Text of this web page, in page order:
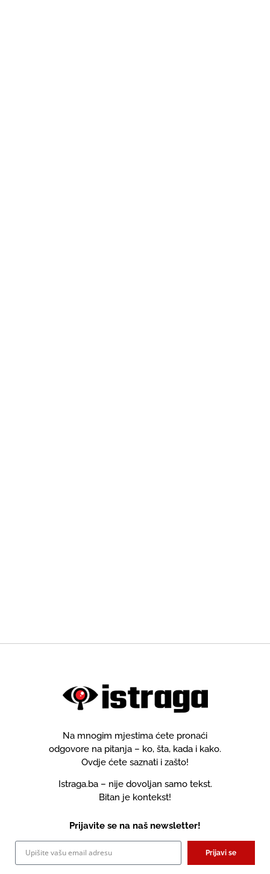
Na mnogim mjestima ćete pronaći
odgovore na pitanja – ko, šta, kada i kako.
Ovdje ćete saznati i zašto!
Istraga.ba – nije dovoljan samo tekst.
Bitan je kontekst!
Prijavite se na naš newsletter!
Prijavi se